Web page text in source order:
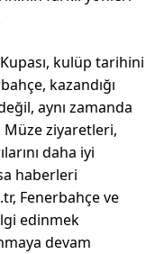
kulüp tarihini
kazandığı
aynı zamanda
ziyaretleri,
daha iyi
haberleri
Fenerbahçe ve
edinmek
devam